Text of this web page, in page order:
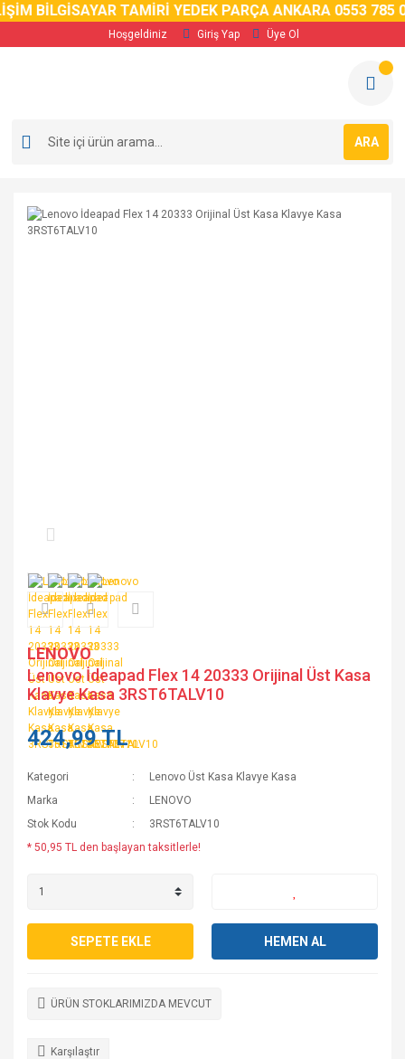
BİLGİSAYAR TAMİRİ YEDEK PARÇA ANKARA 0553 785 02
Hoşgeldiniz Giriş Yap Üye Ol
ARA
LENOVO
Lenovo İdeapad Flex 14 20333 Orijinal Üst Kasa
Klavye Kasa 3RST6TALV10
424,99 TL
Kategori
Lenovo Üst Kasa Klavye Kasa
Marka
LENOVO
Stok Kodu
3RST6TALV10
* 50,95 TL den başlayan taksitlerle!
SEPETE EKLE HEMEN AL
ÜRÜN STOKLARIMIZDA MEVCUT
Karşılaştır